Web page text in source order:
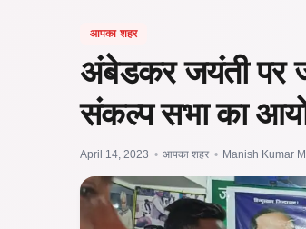
आपका शहर
अंबेडकर जयंती पर
संकल्प सभा का
April 14, 2023 • आपका शहर • Manish Kumar